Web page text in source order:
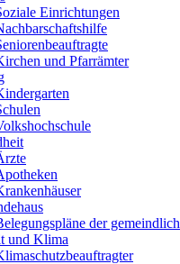
Einrichtungen
und Pfarrämter
der
und Klima